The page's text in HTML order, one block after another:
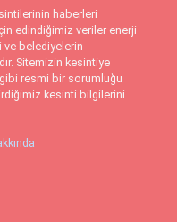
haberleri
edindiğimiz veriler enerji
ve belediyelerin
Sitemizin kesintiye
resmi bir sorumluğu
kesinti bilgilerini